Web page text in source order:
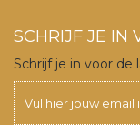
SCHRIJF JE IN
Schrijf je in voor de